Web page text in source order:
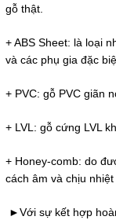
gỗ thật.
+ ABS Sheet: là loại
và các phụ gia đặc
+ PVC: gỗ PVC giãn
+ LVL: gỗ cứng LVL
+ Honey-comb: do
cách âm và chịu nhiệt
►Với sự kết hợp